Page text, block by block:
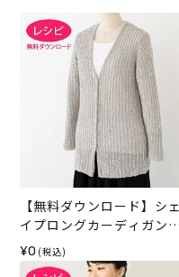
【無料ダウンロード】シェ
イプロングカーディガン
（レシピ）
¥0 (税込)